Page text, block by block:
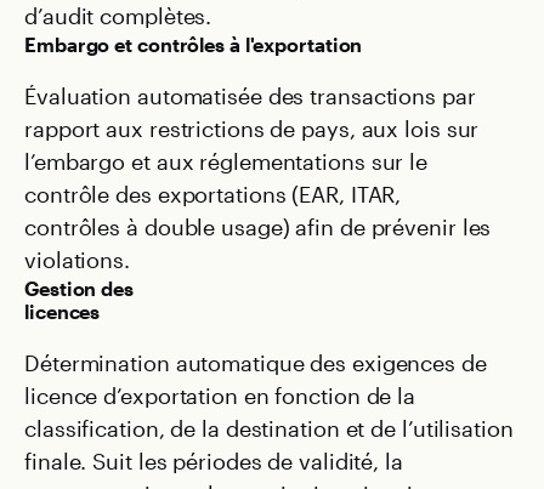
d’audit complètes.
Embargo et contrôles à l'exportation
Évaluation automatisée des transactions par
rapport aux restrictions de pays, aux lois sur
l’embargo et aux réglementations sur le
contrôle des exportations (EAR, ITAR,
contrôles à double usage) afin de prévenir les
violations.
Gestion des
licences
Détermination automatique des exigences de
licence d’exportation en fonction de la
classification, de la destination et de l’utilisation
finale. Suit les périodes de validité, la